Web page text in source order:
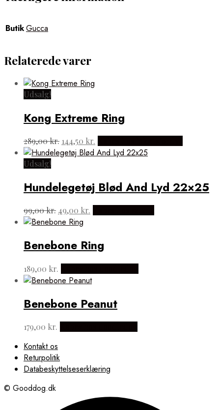
ButikGucca
Relaterede varer
Udsalg!
Kong Extreme Ring
289,00kr. Den
oprindelige
pris
289,00 kr..
144,50 kr.
aktuelle
144,50 kr..
Udsalg!
Hundelegetøj Blød And Lyd 22×25
99,00kr. Den
oprindelige
99,00 kr..
49,00 kr.
er:
49,00 kr..
Benebone Ring
189,00 kr.
Benebone Peanut
179,00 kr.
Kontakt os
Returpolitik
Databeskyttelseserklæring
© Gooddog.dk